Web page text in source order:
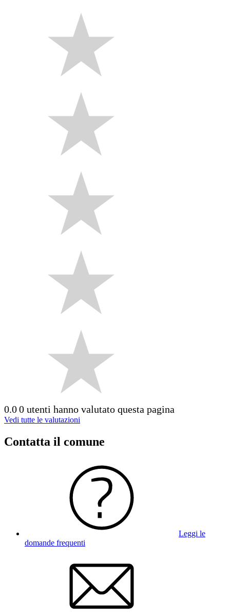
0.00 utenti hanno valutato questa pagina
Vedi tutte le valutazioni
Contatta il comune
Leggi le
domande frequenti